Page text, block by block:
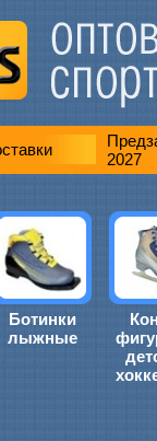
2027
Ботинки
лыжные